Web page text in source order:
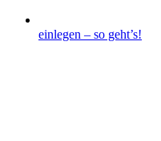
einlegen – so geht’s!